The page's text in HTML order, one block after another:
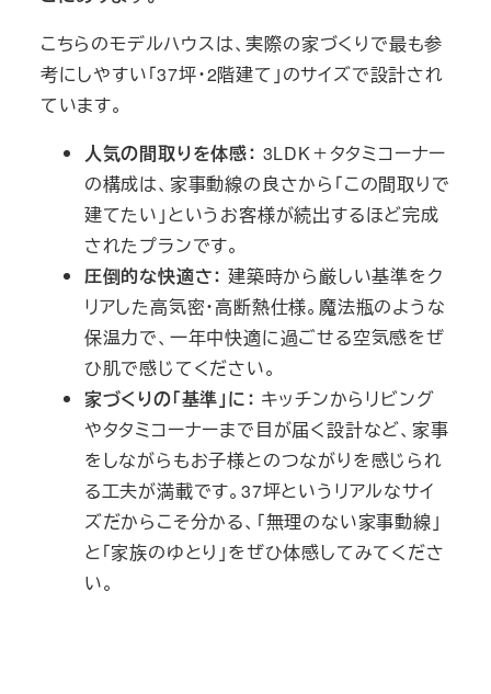
こちらのモデルハウスは、実際の家づくりで最も参
考にしやすい「37坪・2階建て」のサイズで設計され
ています。
人気の間取りを体感： 3LDK＋タタミコーナー
の構成は、家事動線の良さから「この間取りで
建てたい」というお客様が続出するほど完成
されたプランです。
圧倒的な快適さ： 建築時から厳しい基準をク
リアした高気密・高断熱仕様。魔法瓶のような
保温力で、一年中快適に過ごせる空気感をぜ
ひ肌で感じてください。
家づくりの「基準」に： キッチンからリビング
やタタミコーナーまで目が届く設計など、家事
をしながらもお子様とのつながりを感じられ
る工夫が満載です。37坪というリアルなサイ
ズだからこそ分かる、「無理のない家事動線」
と「家族のゆとり」をぜひ体感してみてくださ
い。